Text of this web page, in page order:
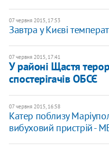
07 червня 2015, 17:53
Завтра у Києві
07 червня 2015, 17:41
У районі Щастя
спостерігачів ОБСЄ
07 червня 2015, 16:58
Катер поблизу
вибуховий пристрій -